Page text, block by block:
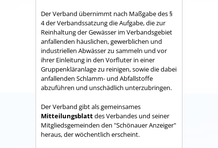
Der Verband übernimmt nach Maßgabe des §
4 der Verbandssatzung die Aufgabe, die zur
Reinhaltung der Gewässer im Verbandsgebiet
anfallenden häuslichen, gewerblichen und
industriellen Abwässer zu sammeln und vor
ihrer Einleitung in den Vorfluter in einer
Gruppenkläranlage zu reinigen, sowie die dabei
anfallenden Schlamm- und Abfallstoffe
abzuführen und unschädlich unterzubringen.
Der Verband gibt als gemeinsames
Mitteilungsblattdes Verbandes und seiner
Mitgliedsgemeinden den "Schönauer Anzeiger"
heraus, der wöchentlich erscheint.